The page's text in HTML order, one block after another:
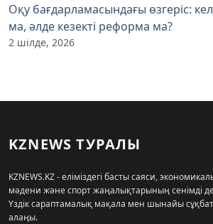
Оқу бағдарламасындағы өзгеріс:
ма, әлде кезекті реформа ма?
2 шілде, 2026
KZNEWS ТУРАЛЫ
KZNEWS.KZ - еліміздегі басты саяси,
мәдени және спорт жаңалықтарының сенімді
Үздік сараптамалық мақала мен шынайы
алаңы.